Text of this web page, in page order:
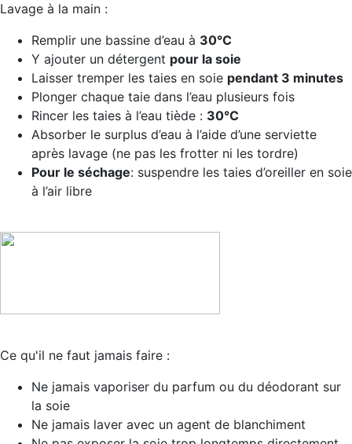
Lavage à la main :
Remplir une bassine d’eau à 30°C
Y ajouter un détergent pour la soie
Laisser tremper les taies en soie pendant 3 minutes
Plonger chaque taie dans l’eau plusieurs fois
Rincer les taies à l’eau tiède : 30°C
Absorber le surplus d’eau à l’aide d’une serviette
après lavage (ne pas les frotter ni les tordre)
Pour le séchage: suspendre les taies d’oreiller en soie
à l’air libre
Ce qu'il ne faut jamais faire :
Ne jamais vaporiser du parfum ou du déodorant sur
la soie
Ne jamais laver avec un agent de blanchiment